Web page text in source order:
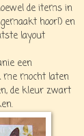
de items in
hoor!) en
layout
een
me mocht laten
de kleur zwart